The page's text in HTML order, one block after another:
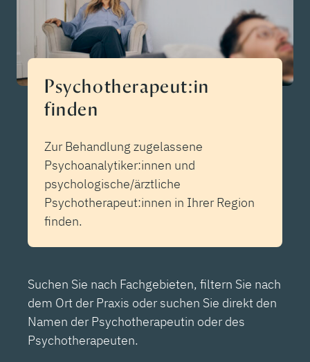
Psychotherapeut:in
finden
Zur Behandlung zugelassene
Psychoanalytiker:innen und
psychologische/ärztliche
Psychotherapeut:innen in Ihrer Region
finden.
Suchen Sie nach Fachgebieten, filtern Sie nach
dem Ort der Praxis oder suchen Sie direkt den
Namen der Psychotherapeutin oder des
Psychotherapeuten.